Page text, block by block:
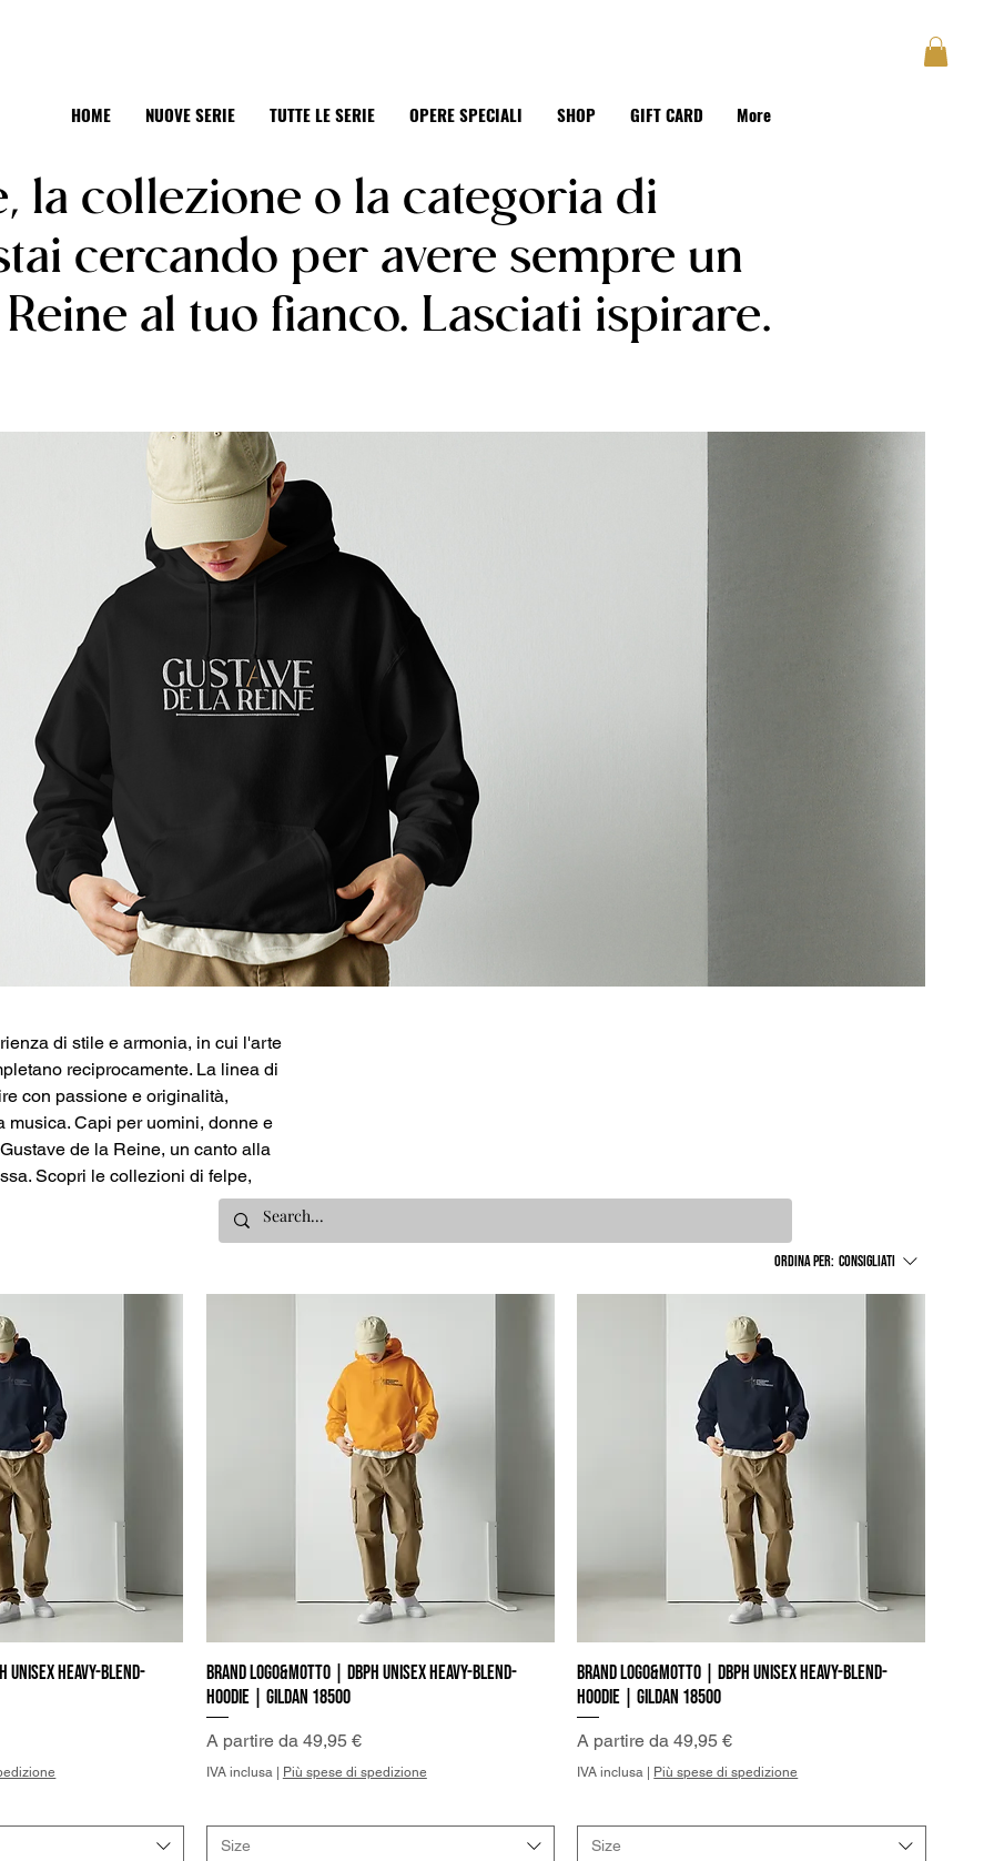
HOME NUOVE SERIE TUTTE LE SERIE OPERE SPECIALI SHOP GIFT CARD More
la collezione o la categoria di
cercando per avere sempre un
al tuo fianco. Lasciati ispirare.
di stile e armonia, in cui l'arte
reciprocamente. La linea di
con passione e originalità,
Capi per uomini, donne e
de la Reine, un canto alla
Scopri le collezioni di felpe,
Ordina per: Consigliati
rapida
Unisex Heavy-Blend-
Vista rapida
Brand Logo&Motto | DBPh Unisex Heavy-Blend-
Hoodie | Gildan 18500
A partire da 49,95 €
Prezzo scontato
IVA inclusa | Più spese di spedizione
Size
Vista rapida
Brand Logo&Motto | DBPh Unisex Heavy-Blend-
Hoodie | Gildan 18500
A partire da49,95 €
Prezzo scontato
IVA inclusa | Più spese di spedizione
Size